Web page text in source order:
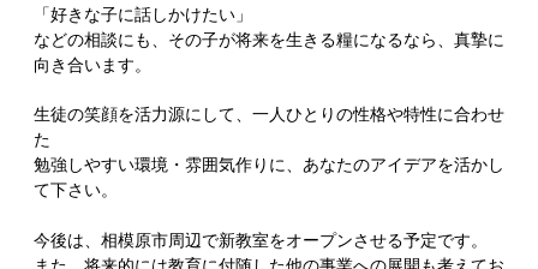
「好きな子に話しかけたい」
などの相談にも、その子が将来を生きる糧になるなら、真摯に
向き合います。
生徒の笑顔を活力源にして、一人ひとりの性格や特性に合わせ
た
勉強しやすい環境・雰囲気作りに、あなたのアイデアを活かし
て下さい。
今後は、相模原市周辺で新教室をオープンさせる予定です。